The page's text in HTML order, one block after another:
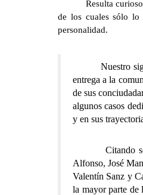
Resulta
de los cuales sólo lo
personalidad.
Nuestro siglo
entrega a la
de sus
algunos casos
y en sus
Citando sólo a
Alfonso, José
Valentín Sanz y
la mayor parte de